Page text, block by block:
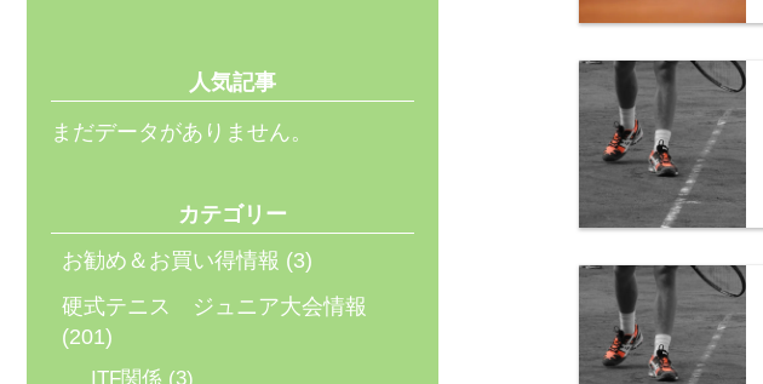
人気記事
まだデータがありません。
カテゴリー
お勧め＆お買い得情報 (3)
硬式テニス ジュニア大会情報
(201)
ITF関係 (3)